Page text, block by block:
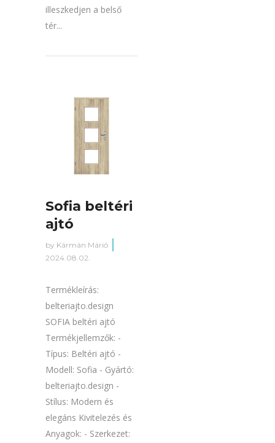
illeszkedjen a belső
tér...
Sofia beltéri
ajtó
by Kármán Márió
2024.08.02.
Termékleírás:
belteriajto.design
SOFIA beltéri ajtó
Termékjellemzők: -
Típus: Beltéri ajtó -
Modell: Sofia - Gyártó:
belteriajto.design -
Stílus: Modern és
elegáns Kivitelezés és
Anyagok: - Szerkezet: